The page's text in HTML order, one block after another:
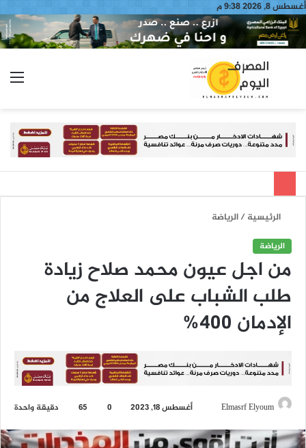
أغسطس 8, 2026 9:38 م
بحث
الرئيسية/الرياضة
الرياضة
من اجل عيون محمد صلاح زيادة
طلب الشباب على العلاج من
الإدمان 400%
Elmasrf Elyoum
س
أغسطس 18, 2023 0
65 دقيقة واحدة